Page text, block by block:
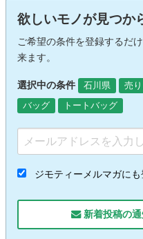
欲しいモノが見つか
ご希望の条件を登録するだ
来ます。
選択中の条件 石川県 売
バッグ
トートバッグ
ジモティーメルマガに
新着投稿の通